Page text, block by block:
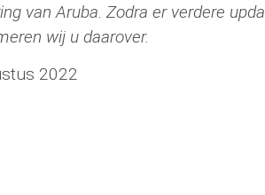
van Aruba. Zodra er verdere
wij u daarover.
2022